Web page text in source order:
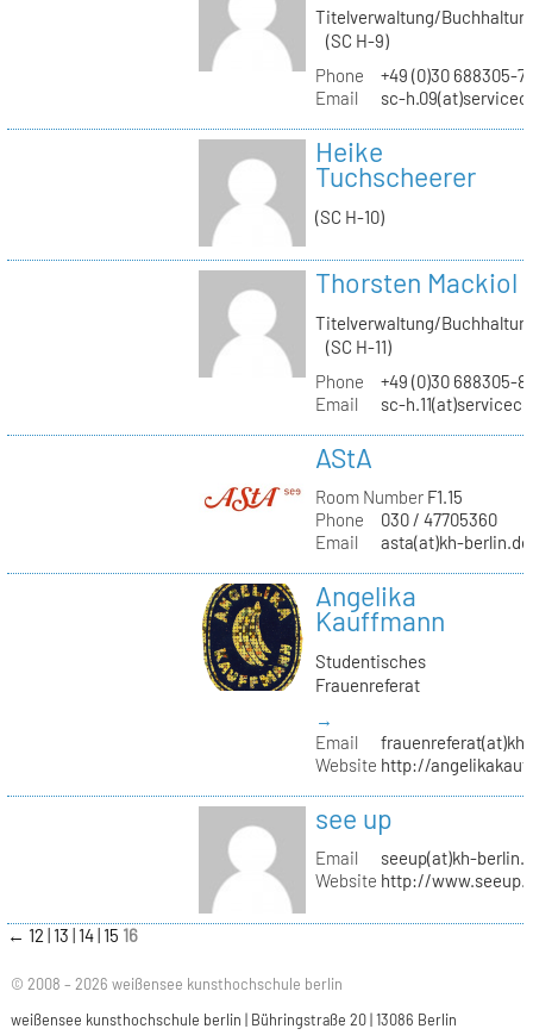
Titelverwaltung/
(SC H-9)
Phone
+49 (0)30 688305-
Email
sc-
Heike
Tuchscheerer
(SC H-10)
Thorsten Mackiol
Titelverwaltung/
(SC H-11)
Phone
+49 (0)30 688305-
Email
sc-
AStA
Room NumberF1.15
Phone
030 / 47705360
Email
asta(at)kh-berlin.de
Angelika
Kauffmann
Studentisches
Frauenreferat
→
Email
Website http://
see up
Email
seeup(at)kh-
Website http://
← 12 13 14 15 16
© 2008 – 2026 weißensee kunsthochschule berlin
weißensee kunsthochschule berlin | Bühringstraße 20 | 13086 Berlin